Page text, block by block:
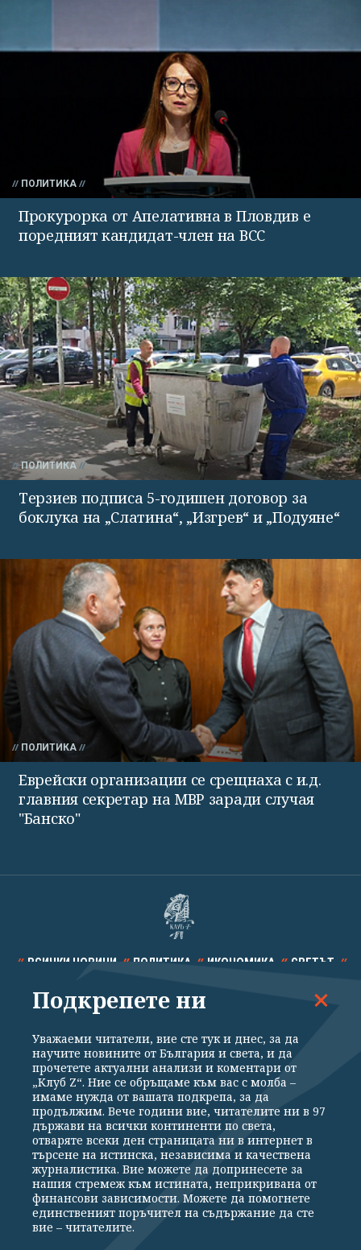
ПОЛИТИКА
Прокурорка от Апелативна в Пловдив е
поредният кандидат-член на ВСС
ПОЛИТИКА
Терзиев подписа 5-годишен договор за
боклука на „Слатина“, „Изгрев“ и „Подуяне“
ПОЛИТИКА
Еврейски организации се срещнаха с и.д.
главния секретар на МВР заради случая
"Банско"
ВСИЧКИ НОВИНИ ПОЛИТИКА ИКОНОМИКА СВЕТЪТ
СПОРТ КУЛТУРА ТЕХНОЛОГИИ КАЛЕЙДОСКОП
Общи условия
Политика за поверителност
Реклама
Партньори Контакти
За Клуб Z
Екип
Подкрепете ни
Издател на www.clubz.bg е „Клуб Зебра Медия“ ЕООД, София, ул. "Алеко
Константинов" 3. Всички права запазени 2026 „Клуб Зебра Медия“
Подкрепете ни
Уважаеми читатели, вие сте тук и днес, за да
научите новините от България и света, и да
прочетете актуални анализи и коментари от
„Клуб Z“. Ние се обръщаме към вас с молба –
имаме нужда от вашата подкрепа, за да
продължим. Вече години вие, читателите ни в 97
държави на всички континенти по света,
отваряте всеки ден страницата ни в интернет в
търсене на истинска, независима и качествена
журналистика. Вие можете да допринесете за
нашия стремеж към истината, неприкривана от
финансови зависимости. Можете да помогнете
единственият поръчител на съдържание да сте
вие – читателите.